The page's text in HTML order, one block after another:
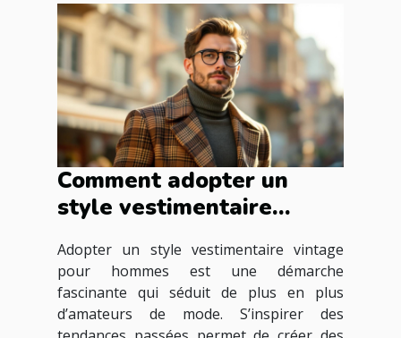
Comment adopter un
style vestimentaire
Adopter un style vestimentaire vintage
pour hommes est une démarche
fascinante qui séduit de plus en plus
d’amateurs de mode. S’inspirer des